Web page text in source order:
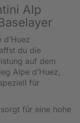
Alp
du die
auf dem
Alpe d’Huez,
für
für eine hohe